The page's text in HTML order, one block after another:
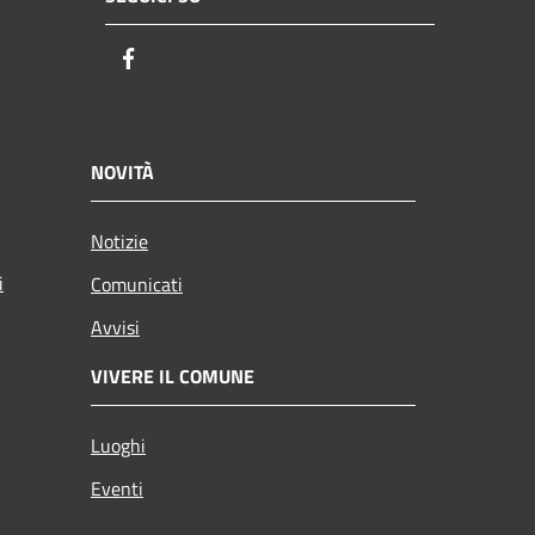
NOVITÀ
Notizie
Comunicati
Avvisi
VIVERE IL COMUNE
Luoghi
Eventi